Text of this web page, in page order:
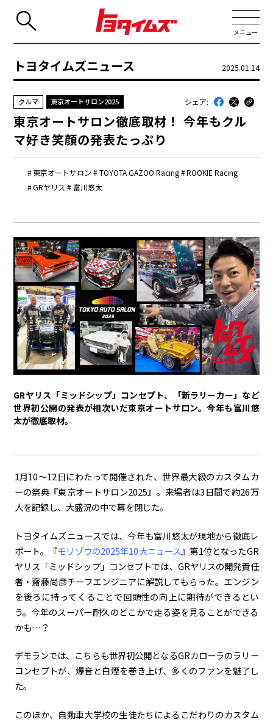
メニュー
JP
最近のトヨタ
連載
コラム
トヨタイムズスポーツ
トヨタイムズPodcast
SDGs
経営
豊田章男 佐藤恒治 株主総会 労使協議会
スポーツ
トヨタアスリート
クルマ
センチュリー クラウン ランドクルーザー カローラ
テクノロジー
カーボンニュートラル 水素エンジン BEV 燃料電池車（FCEV）
水素 Woven City
コーポレート
モノづくり 日本自動車工業会（自工会）
トヨタイムズニュース 2025.01.14
東京オートサロン TOYOTA GAZOO Racing
ROOKIE Racing
GRヤリス
富川悠太
クルマ 東京オートサロン2025 シェア:
東京オートサロン徹底取材！ 今年もクル
マ好き笑顔の発表たっぷり
GRヤリス「ミッドシップ」コンセプト、「新ラリーカー」など
世界初公開の発表が相次いだ東京オートサロン。今年も富川悠
太が徹底取材。
1月10～12日にわたって開催された、世界最大級のカスタムカ
ーの祭典『東京オートサロン2025』。来場者は3日間で約26万
人を記録し、大盛況の中で幕を閉じた。
トヨタイムズニュースでは、今年も富川悠太が現地から徹底レ
ポート。『モリゾウの2025年10大ニュース』第1位となったGR
ヤリス「ミッドシップ」コンセプトでは、 GRヤリスの開発責任
者・齋藤尚彦チーフエンジニアに解説してもらった。エンジン
を後ろに持ってくることで回頭性の向上に期待ができるとい
う。今年のスーパー耐久のどこかで走る姿を見ることができる
かも…？
デモランでは、こちらも世界初公開となるGRカローラのラリー
コンセプトが、爆音と白煙を巻き上げ、多くのファンを魅了し
た。
このほか、自動車大学校の生徒たちによるこだわりのカスタム